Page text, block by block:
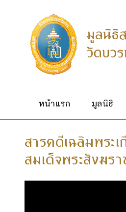
หน้าแรก มูลนิธิ
สารคดีเฉลิมพระ
สมเด็จพระสังฆร